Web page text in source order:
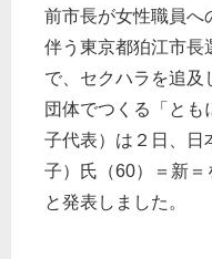
前市長が女性職員へ
伴う東京都狛江市長
で、セクハラを追及
団体でつくる「とも
子代表）は２日、日
子）氏（60）＝新
と発表しました。